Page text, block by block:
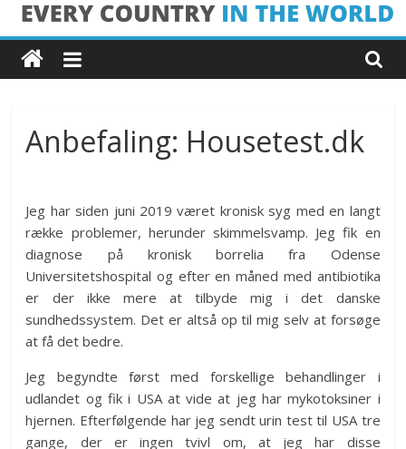
Skip
to
content
Every
Country
in
the
World
Every
Country
the
Anbefaling: Housetest.dk
Jeg har siden juni 2019 været kronisk syg med en langt
række problemer, herunder skimmelsvamp. Jeg fik en
diagnose på kronisk borrelia fra Odense
Universitetshospital og efter en måned med antibiotika
er der ikke mere at tilbyde mig i det danske
sundhedssystem. Det er altså op til mig selv at forsøge
at få det bedre.
Jeg begyndte først med forskellige behandlinger i
udlandet og fik i USA at vide at jeg har mykotoksiner i
hjernen. Efterfølgende har jeg sendt urin test til USA tre
gange, der er ingen tvivl om, at jeg har disse